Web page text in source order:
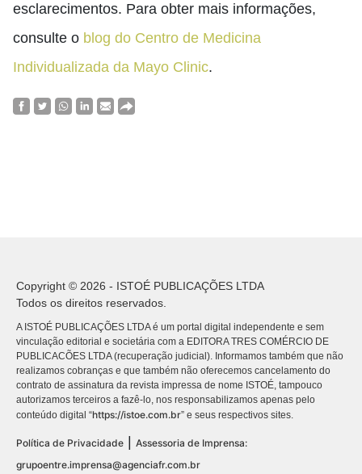
esclarecimentos. Para obter mais informações,
consulte o blog do Centro de Medicina
Individualizada da Mayo Clinic.
Copyright © 2026 - ISTOÉ PUBLICAÇÕES LTDA
Todos os direitos reservados.
A ISTOÉ PUBLICAÇÕES LTDA é um portal digital independente e sem
vinculação editorial e societária com a EDITORA TRES COMÉRCIO DE
PUBLICACÕES LTDA (recuperação judicial). Informamos também que não
realizamos cobranças e que também não oferecemos cancelamento do
contrato de assinatura da revista impressa de nome ISTOÉ, tampouco
autorizamos terceiros a fazê-lo, nos responsabilizamos apenas pelo
conteúdo digital “https://istoe.com.br” e seus respectivos sites.
Política de Privacidade
Assessoria de Imprensa:
grupoentre.imprensa@agenciafr.com.br